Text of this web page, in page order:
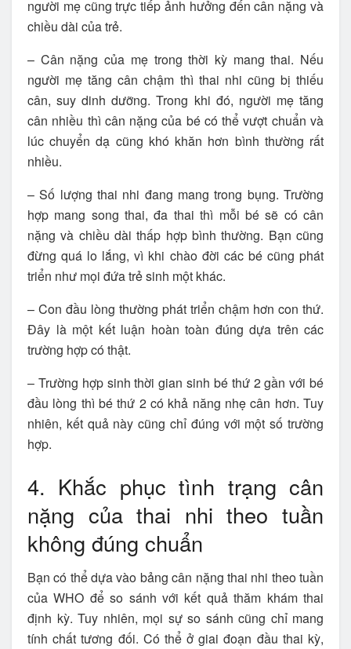
người mẹ cũng trực tiếp ảnh hưởng đến cân nặng và
chiều dài của trẻ.
– Cân nặng của mẹ trong thời kỳ mang thai. Nếu
người mẹ tăng cân chậm thì thai nhi cũng bị thiếu
cân, suy dinh dưỡng. Trong khi đó, người mẹ tăng
cân nhiều thì cân nặng của bé có thể vượt chuẩn và
lúc chuyển dạ cũng khó khăn hơn bình thường rất
nhiều.
– Số lượng thai nhi đang mang trong bụng. Trường
hợp mang song thai, đa thai thì mỗi bé sẽ có cân
nặng và chiều dài thấp hợp bình thường. Bạn cũng
đừng quá lo lắng, vì khi chào đời các bé cũng phát
triển như mọi đứa trẻ sinh một khác.
– Con đầu lòng thường phát triển chậm hơn con thứ.
Đây là một kết luận hoàn toàn đúng dựa trên các
trường hợp có thật.
– Trường hợp sinh thời gian sinh bé thứ 2 gần với bé
đầu lòng thì bé thứ 2 có khả năng nhẹ cân hơn. Tuy
nhiên, kết quả này cũng chỉ đúng với một số trường
hợp.
4. Khắc phục tình trạng cân
nặng của thai nhi theo tuần
không đúng chuẩn
Bạn có thể dựa vào bảng cân nặng thai nhi theo tuần
của WHO để so sánh với kết quả thăm khám thai
định kỳ. Tuy nhiên, mọi sự so sánh cũng chỉ mang
tính chất tương đối. Có thể ở giai đoạn đầu thai kỳ,